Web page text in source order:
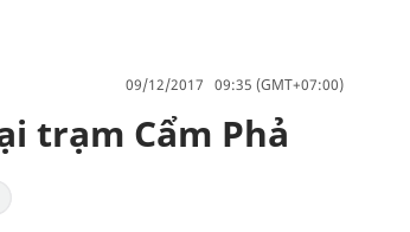
09/12/2017 09:35 (GMT+07:00)
trạm Cẩm Phả